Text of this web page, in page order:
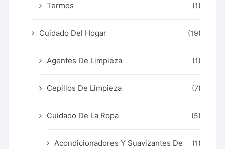
Termos (1)
Cuidado Del Hogar (19)
Agentes De Limpieza (1)
Cepillos De Limpieza (7)
Cuidado De La Ropa (5)
Acondicionadores Y Suavizantes De
(1)